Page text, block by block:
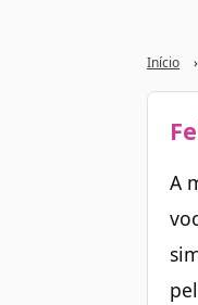
Início ›
A